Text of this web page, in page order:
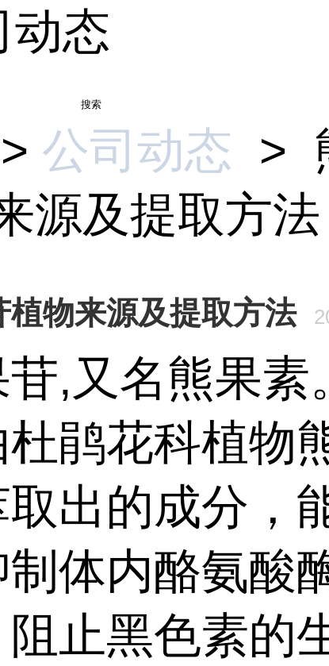
动态
搜索
> 公司动态 >
源及提取方法
植物来源及提取方法
苷,又名熊果素
鹃花科植物
出的成分，
体内酪氨酸
止黑色素的